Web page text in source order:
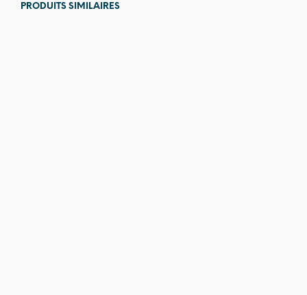
PRODUITS SIMILAIRES